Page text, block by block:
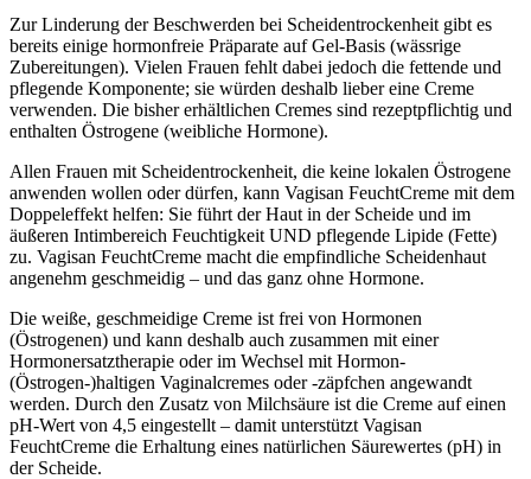
Zur Linderung der Beschwerden bei Scheidentrockenheit gibt es
bereits einige hormonfreie Präparate auf Gel-Basis (wässrige
Zubereitungen). Vielen Frauen fehlt dabei jedoch die fettende und
pflegende Komponente; sie würden deshalb lieber eine Creme
verwenden. Die bisher erhältlichen Cremes sind rezeptpflichtig und
enthalten Östrogene (weibliche Hormone).
Allen Frauen mit Scheidentrockenheit, die keine lokalen Östrogene
anwenden wollen oder dürfen, kann Vagisan FeuchtCreme mit dem
Doppeleffekt helfen: Sie führt der Haut in der Scheide und im
äußeren Intimbereich Feuchtigkeit UND pflegende Lipide (Fette)
zu. Vagisan FeuchtCreme macht die empfindliche Scheidenhaut
angenehm geschmeidig – und das ganz ohne Hormone.
Die weiße, geschmeidige Creme ist frei von Hormonen
(Östrogenen) und kann deshalb auch zusammen mit einer
Hormonersatztherapie oder im Wechsel mit Hormon-
(Östrogen-)haltigen Vaginalcremes oder -zäpfchen angewandt
werden. Durch den Zusatz von Milchsäure ist die Creme auf einen
pH-Wert von 4,5 eingestellt – damit unterstützt Vagisan
FeuchtCreme die Erhaltung eines natürlichen Säurewertes (pH) in
der Scheide.